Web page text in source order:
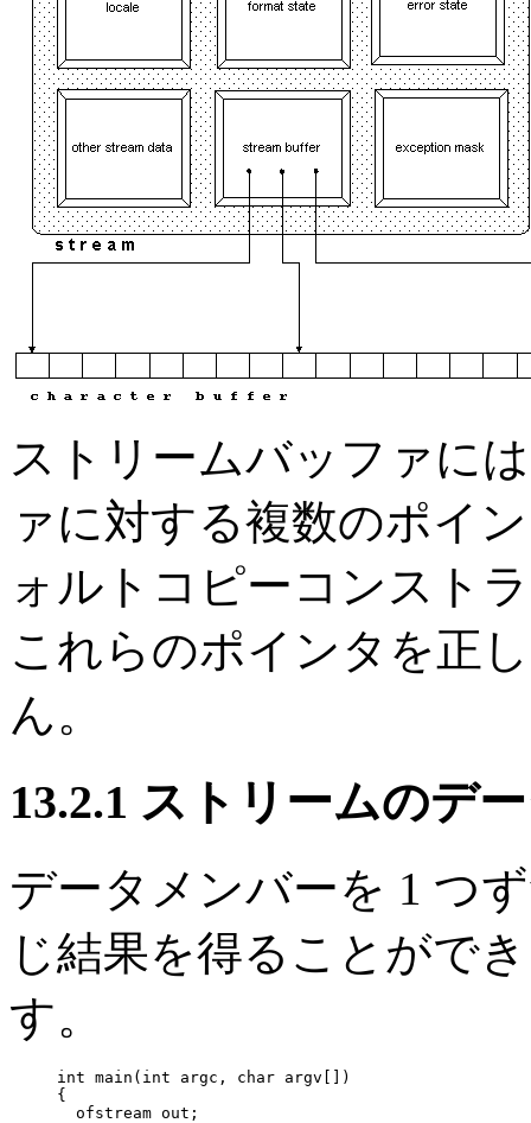
ストリームバッファに
ァに対する複数のポイ
ォルトコピーコンスト
これらのポインタを正
ん。
13.2.1 ストリームのデ
データメンバーを 1 つ
じ結果を得ることがで
す。
int main(int argc, char argv[])
{
  ofstream out;